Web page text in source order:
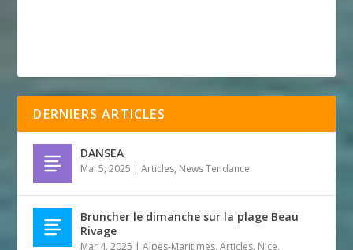
DERNIERS ARTICLES
DANSEA
Mai 5, 2025 |Articles, News Tendance
Bruncher le dimanche sur la plage Beau
Rivage
Mar 4, 2025 |Alpes-Maritimes,Articles, Nice,